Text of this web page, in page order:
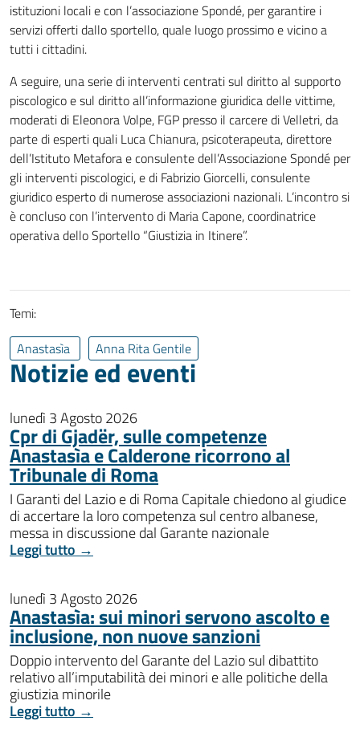
istituzioni locali e con l’associazione Spondé, per garantire i
servizi offerti dallo sportello, quale luogo prossimo e vicino a
tutti i cittadini.
A seguire, una serie di interventi centrati sul diritto al supporto
piscologico e sul diritto all’informazione giuridica delle vittime,
moderati di Eleonora Volpe, FGP presso il carcere di Velletri, da
parte di esperti quali Luca Chianura, psicoterapeuta, direttore
dell’Istituto Metafora e consulente dell’Associazione Spondé per
gli interventi piscologici, e di Fabrizio Giorcelli, consulente
giuridico esperto di numerose associazioni nazionali. L’incontro si
è concluso con l’intervento di Maria Capone, coordinatrice
operativa dello Sportello “Giustizia in Itinere”.
Temi:
Anastasìa
Anna Rita Gentile
Notizie ed eventi
lunedì 3 Agosto 2026
Cpr di Gjadër, sulle competenze
Anastasìa e Calderone ricorrono al
Tribunale di Roma
I Garanti del Lazio e di Roma Capitale chiedono al giudice
di accertare la loro competenza sul centro albanese,
messa in discussione dal Garante nazionale
Leggi tutto →
lunedì 3 Agosto 2026
Anastasìa: sui minori servono ascolto e
inclusione, non nuove sanzioni
Doppio intervento del Garante del Lazio sul dibattito
relativo all’imputabilità dei minori e alle politiche della
giustizia minorile
Leggi tutto →